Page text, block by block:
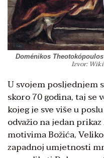
Doménikos
Izvor:
U svojem posljednjem
skoro 70 godina, taj
kojeg je sve više u
odvažio na jedan
motivima Božića,
zapadnoj umjetnosti